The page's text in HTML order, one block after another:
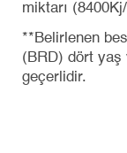
miktarı
**Belirlenen
(BRD) dört yaş
geçerlidir.